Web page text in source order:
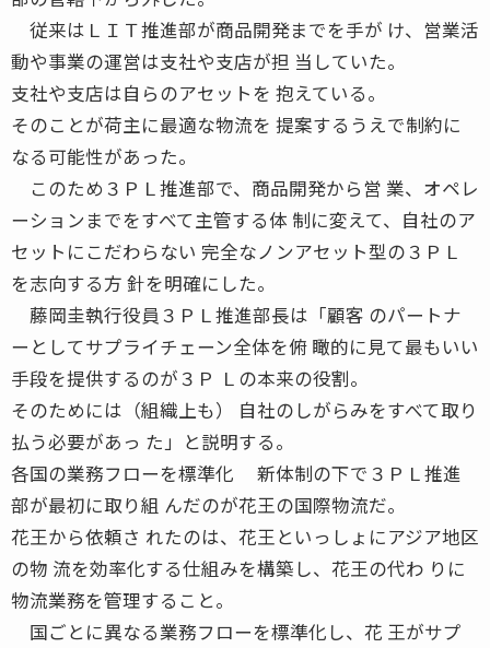
従来はＬＩＴ推進部が商品開発までを手が け、営業活
動や事業の運営は支社や支店が担 当していた。
支社や支店は自らのアセットを 抱えている。
そのことが荷主に最適な物流を 提案するうえで制約に
なる可能性があった。
このため３ＰＬ推進部で、商品開発から営 業、オペレ
ーションまでをすべて主管する体 制に変えて、自社のア
セットにこだわらない 完全なノンアセット型の３ＰＬ
を志向する方 針を明確にした。
藤岡圭執行役員３ＰＬ推進部長は「顧客 のパートナ
ーとしてサプライチェーン全体を俯 瞰的に見て最もいい
手段を提供するのが３Ｐ Ｌの本来の役割。
そのためには（組織上も） 自社のしがらみをすべて取り
払う必要があっ た」と説明する。
各国の業務フローを標準化 新体制の下で３ＰＬ推進
部が最初に取り組 んだのが花王の国際物流だ。
花王から依頼さ れたのは、花王といっしょにアジア地区
の物 流を効率化する仕組みを構築し、花王の代わ りに
物流業務を管理すること。
国ごとに異なる業務フローを標準化し、花 王がサプ